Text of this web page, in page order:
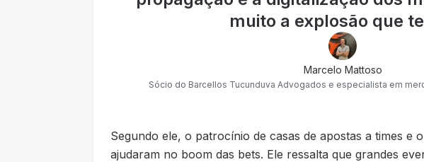
muito a explosão que
Marcelo Mattoso
Sócio do Barcellos Tucunduva Advogados e especialista em
Segundo ele, o patrocínio de casas de apostas a times e
ajudaram no boom das bets. Ele ressalta que grandes